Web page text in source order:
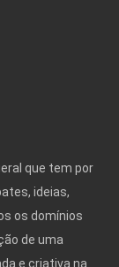
que tem por
ideias,
os domínios
de uma
e criativa na